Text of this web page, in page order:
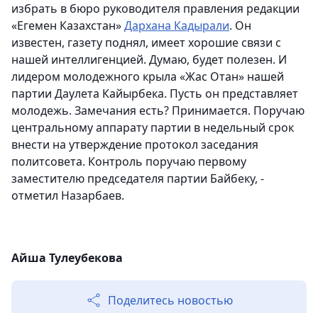
избрать в бюро руководителя правления редакции
«Егемен Казахстан»Дархана Кадырали. Он
известен, газету поднял, имеет хорошие связи с
нашей интеллигенцией. Думаю, будет полезен. И
лидером молодежного крыла «Жас Отан» нашей
партии Даулета Кайырбека. Пусть он представляет
молодежь. Замечания есть? Принимается. Поручаю
центральному аппарату партии в недельный срок
внести на утверждение протокол заседания
политсовета. Контроль поручаю первому
заместителю председателя партии Байбеку, -
отметил Назарбаев.
Айша Тулеубекова
Поделитесь новостью